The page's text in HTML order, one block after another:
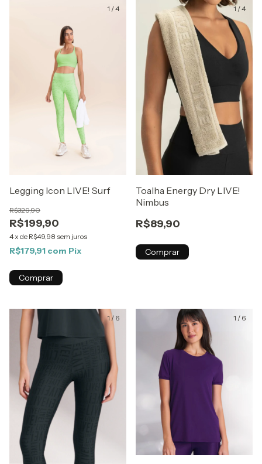
1 /4
Legging Icon LIVE! Surf
R$199,90
R$329,90
4x de R$49,98 sem juros
R$179,91 com Pix
Comprar
1 /4
Toalha Energy Dry LIVE!
Nimbus
R$89,90
Comprar
1 / 6 1 / 6